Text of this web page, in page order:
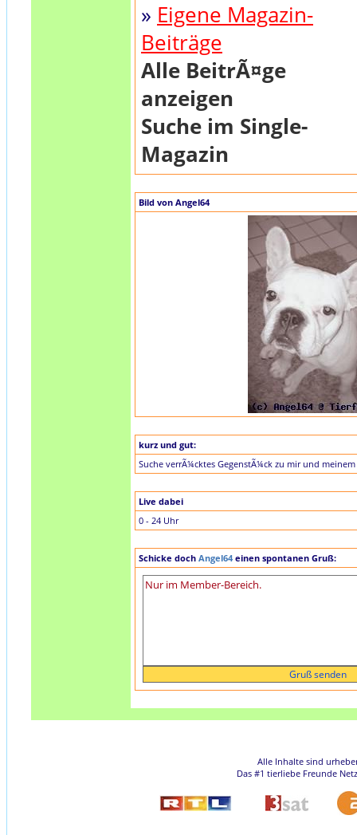
» Eigene Magazin-
Beiträge
Alle BeitrÃ¤ge
anzeigen
Suche im Single-
Magazin
Bild von Angel64
kurz und gut:
Suche verrÃ¼cktes GegenstÃ¼ck zu mir und meinem
Live dabei
0 - 24 Uhr
Schicke doch Angel64 einen spontanen Gruß:
Alle Inhalte sind
Das #1 tierliebe Freunde